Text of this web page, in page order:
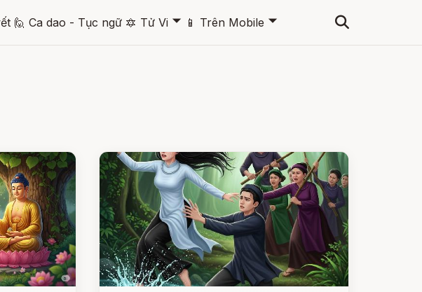
🙋 Ca dao - Tục ngữ 🔯 Tử Vi 🞃 📱 Trên Mobile 🞃